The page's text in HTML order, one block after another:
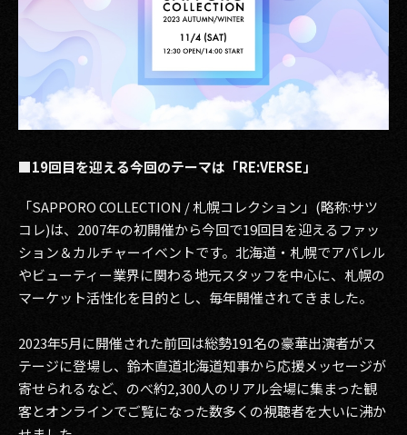
2015
2014
2013
2012
2011
2010
2009
■19回目を迎える今回のテーマは「RE:VERSE」
「SAPPORO COLLECTION / 札幌コレクション」(略称:サツ
コレ)は、2007年の初開催から今回で19回目を迎えるファッ
ション＆カルチャーイベントです。北海道・札幌でアパレル
やビューティー業界に関わる地元スタッフを中心に、札幌の
マーケット活性化を目的とし、毎年開催されてきました。
2023年5月に開催された前回は総勢191名の豪華出演者がス
テージに登場し、鈴木直道北海道知事から応援メッセージが
寄せられるなど、のべ約2,300人のリアル会場に集まった観
客とオンラインでご覧になった数多くの視聴者を大いに沸か